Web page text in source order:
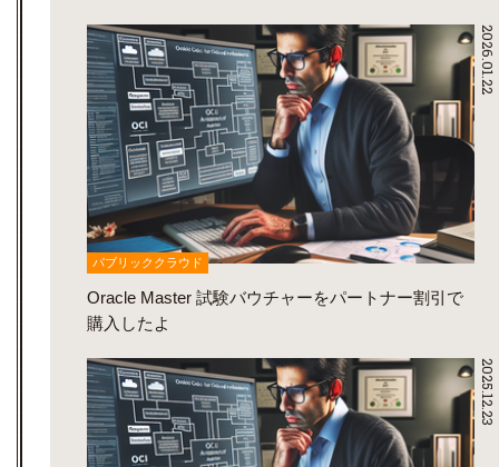
2026.01.22
パブリッククラウド
Oracle Master 試験バウチャーをパートナー割引で
購入したよ
2025.12.23